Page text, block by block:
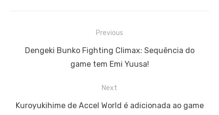
Previous
Previous
Dengeki Bunko Fighting Climax: Sequência do
game tem Emi Yuusa!
Next
Next
Kuroyukihime de Accel World é adicionada ao game